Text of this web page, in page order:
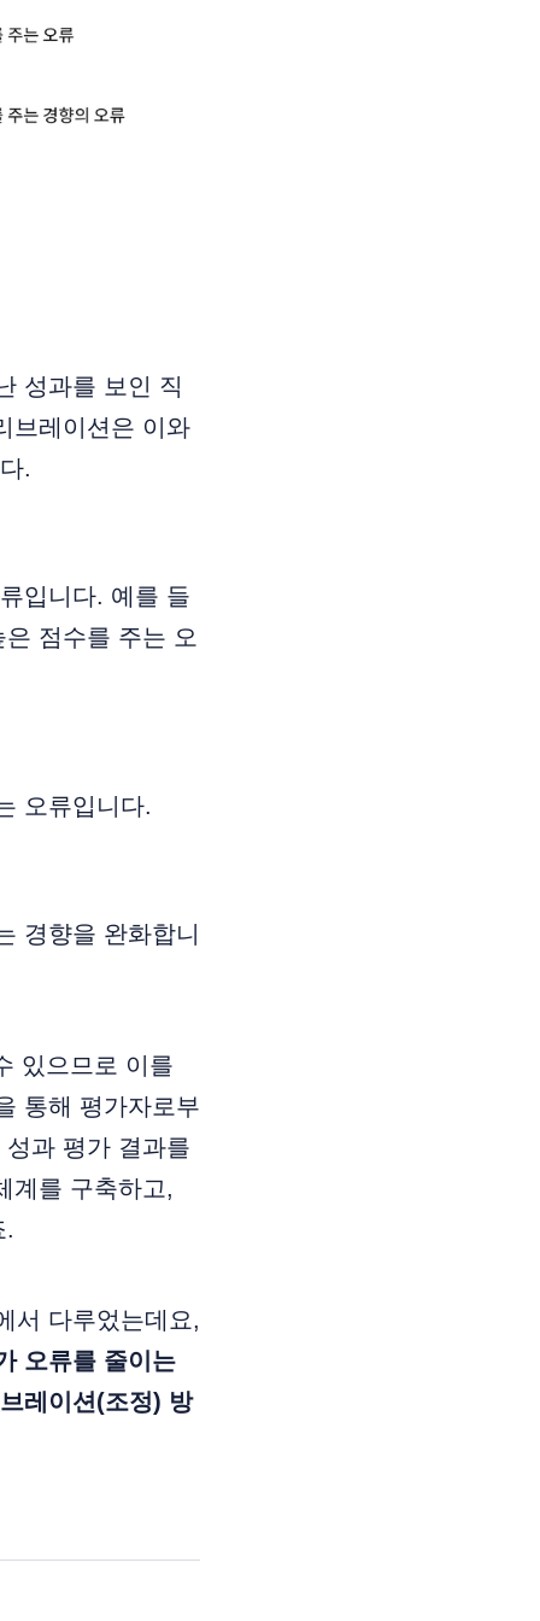
성과를 보인 직
브레이션은 이와
.
입니다. 예를 들
점수를 주는 오
오류입니다.
경향을 완화합니
있으므로 이를
통해 평가자로부
과 평가 결과를
계를 구축하고,
.
서 다루었는데요,
오류를 줄이는
레이션(조정) 방